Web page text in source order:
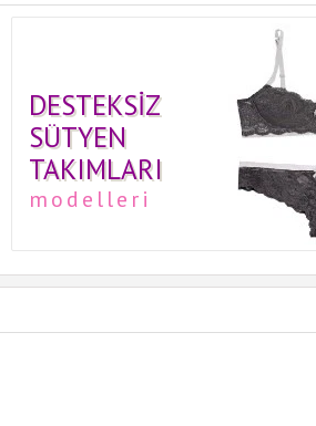
DESTEKSIZ
SÜTYEN
TAKIMLARI
modelleri